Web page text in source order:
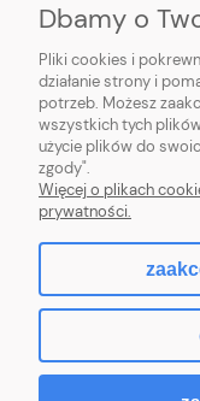
PŁATNOŚCI I
INFORMACJE
O NAS
Dbamy o
Pliki cookies i
działanie strony i
potrzeb. Możesz
wszystkich tych
użycie plików do
zgody".
Więcej o plikach
prywatności.